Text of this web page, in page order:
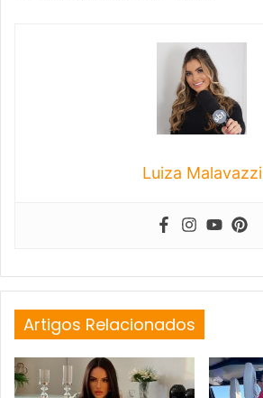
Luiza Malavazzi
Artigos Relacionados